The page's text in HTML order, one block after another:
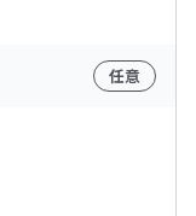
任意